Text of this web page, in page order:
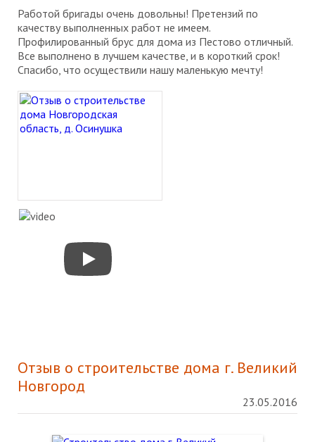
Работой бригады очень довольны! Претензий по
качеству выполненных работ не имеем.
Профилированный брус для дома из Пестово отличный.
Все выполнено в лучшем качестве, и в короткий срок!
Спасибо, что осуществили нашу маленькую мечту!
Отзыв о строительстве дома г. Великий
Новгород
23.05.2016